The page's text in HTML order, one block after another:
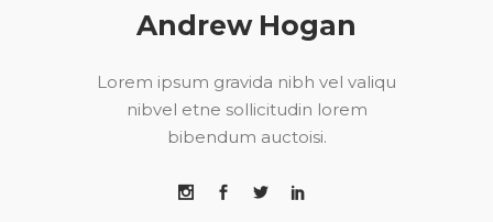
Andrew Hogan
Lorem ipsum gravida nibh vel valiqu
nibvel etne sollicitudin lorem
bibendum auctoisi.